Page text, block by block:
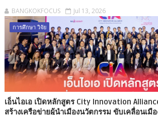
BANGKOKFOCUS Jul 13, 2026
การศึกษา วิจัย
เอ็นไอเอ เปิดหลักสูตร City Innovation
สร้างเครือข่ายผู้นำเมืองนวัตกรรม ขับเคลื่อนเมื